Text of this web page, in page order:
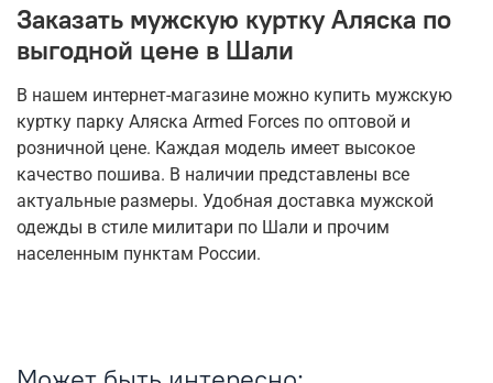
Заказать мужскую куртку Аляска по
выгодной цене в Шали
В нашем интернет-магазине можно купить мужскую
куртку парку Аляска Armed Forces по оптовой и
розничной цене. Каждая модель имеет высокое
качество пошива. В наличии представлены все
актуальные размеры. Удобная доставка мужской
одежды в стиле милитари по Шали и прочим
населенным пунктам России.